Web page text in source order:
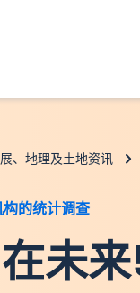
、地理及土地资讯
的统计调查
未